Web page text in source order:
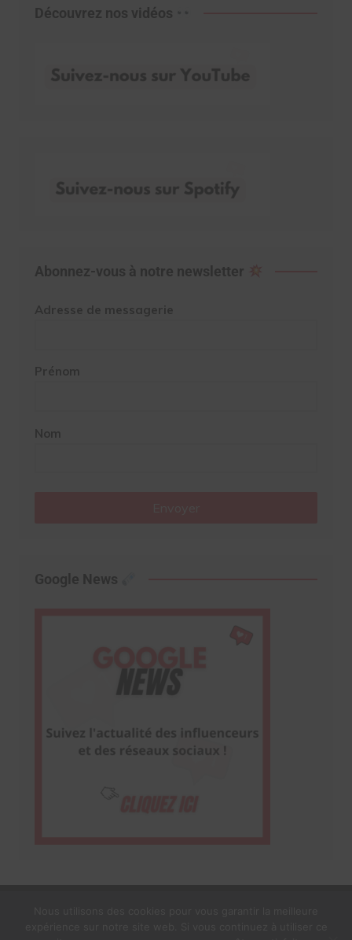
Découvrez nos vidéos
Abonnez-vous à notre newsletter
Adresse de messagerie
Prénom
Nom
Google News